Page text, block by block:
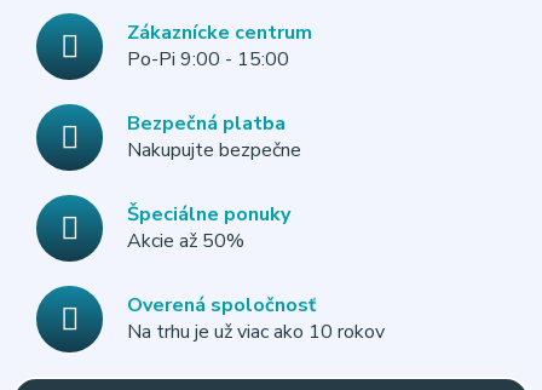
Zákaznícke centrum
Po-Pi 9:00 - 15:00
Bezpečná platba
Nakupujte bezpečne
Špeciálne ponuky
Akcie až 50%
Overená spoločnosť
Na trhu je už viac ako 10 rokov